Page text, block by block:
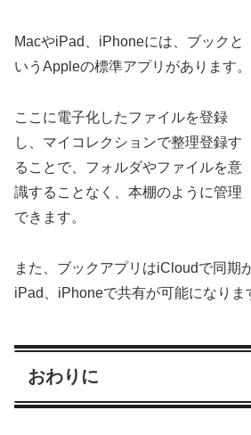
MacやiPad、iPhoneには、ブックと
いうAppleの標準アプリがあります。
ここに電子化したファイルを登録
し、マイコレクションで整理登録す
ることで、フォルダやファイルを意
識することなく、本棚のように管理
できます。
また、ブックアプリはiCloudで同期
iPad、iPhoneで共有が可能になりま
おわりに